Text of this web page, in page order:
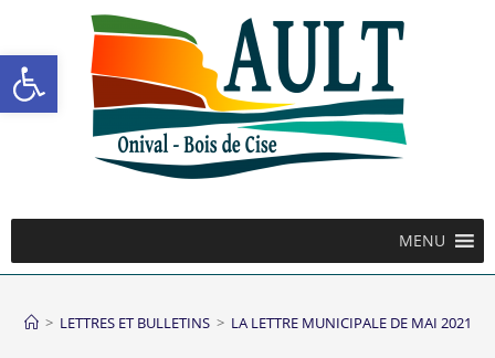
Ouvrir la barre d’outils
MENU
> LETTRES ET BULLETINS > LA LETTRE MUNICIPALE DE MAI 2021